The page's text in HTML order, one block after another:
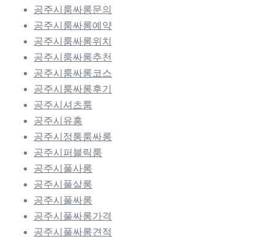
공주시룸싸롱문의
공주시룸싸롱예약
공주시룸싸롱위치
공주시룸싸롱추천
공주시룸싸롱코스
공주시룸싸롱후기
공주시셔츠룸
공주시유흥
공주시정통룸싸롱
공주시퍼블릭룸
공주시풀사롱
공주시풀살롱
공주시풀싸롱
공주시풀싸롱가격
공주시풀싸롱견적